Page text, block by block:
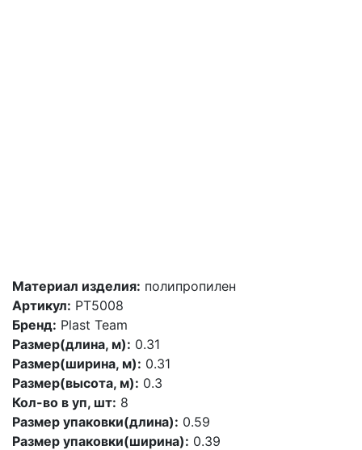
Материал изделия: полипропилен
Артикул: PT5008
Бренд: Plast Team
Размер(длина, м): 0.31
Размер(ширина, м): 0.31
Размер(высота, м): 0.3
Кол-во в уп, шт: 8
Размер упаковки(длина): 0.59
Размер упаковки(ширина): 0.39